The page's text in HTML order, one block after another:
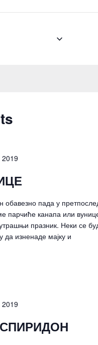
обавезно пада у
парчиће канапа или
празник. Неки се
да изненаде мајку и